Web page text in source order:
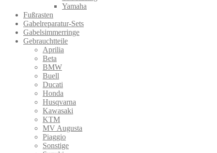
Yamaha
Fußrasten
Gabelreparatur-Sets
Gabelsimmerringe
Gebrauchtteile
Aprilia
Beta
BMW
Buell
Ducati
Honda
Husqvarna
Kawasaki
KTM
MV Augusta
Piaggio
Sonstige